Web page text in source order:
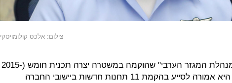
צילום: אלכס קולומויסקי
מהדוח עולה כי "מנהלת המגזר הערבי" שהוקמה במשטרה יצרה תכנית חומש (2015-
2020) במסגרתה היא אמורה לסייע בהקמת 11 תחנות חדשות ביישובי החברה